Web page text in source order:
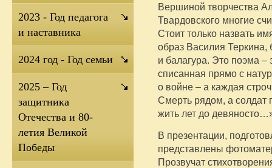
Вершиной творчества
Твардовского многие
Стоит только назвать
образ Василия Теркина,
и балагура. Это поэма –
списанная прямо с
о войне – а каждая
Смерть рядом, а солдат
жить лет до
В презентации,
представлены
Прозвучат
2023 - Год педагога
и наставника
2024 год - Год семьи
2025 – Год
защитника
Отечества и 80-
летия Великой
Победы